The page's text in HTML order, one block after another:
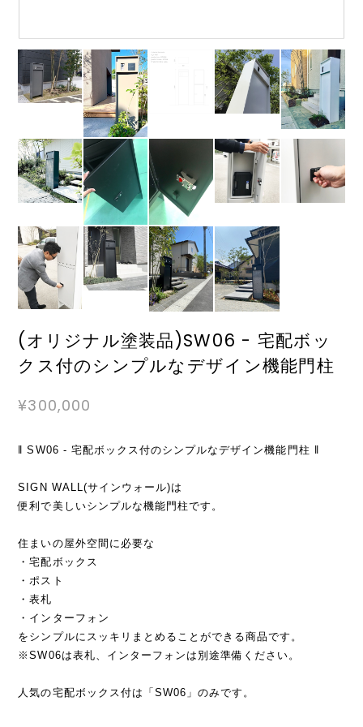
(オリジナル塗装品)SW06 - 宅配ボッ
クス付のシンプルなデザイン機能門柱
¥300,000
‖ SW06 - 宅配ボックス付のシンプルなデザイン機能門柱 ‖
SIGN WALL(サインウォール)は
便利で美しいシンプルな機能門柱です。
住まいの屋外空間に必要な
・宅配ボックス
・ポスト
・表札
・インターフォン
をシンプルにスッキリまとめることができる商品です。
※SW06は表札、インターフォンは別途準備ください。
人気の宅配ボックス付は「SW06」のみです。